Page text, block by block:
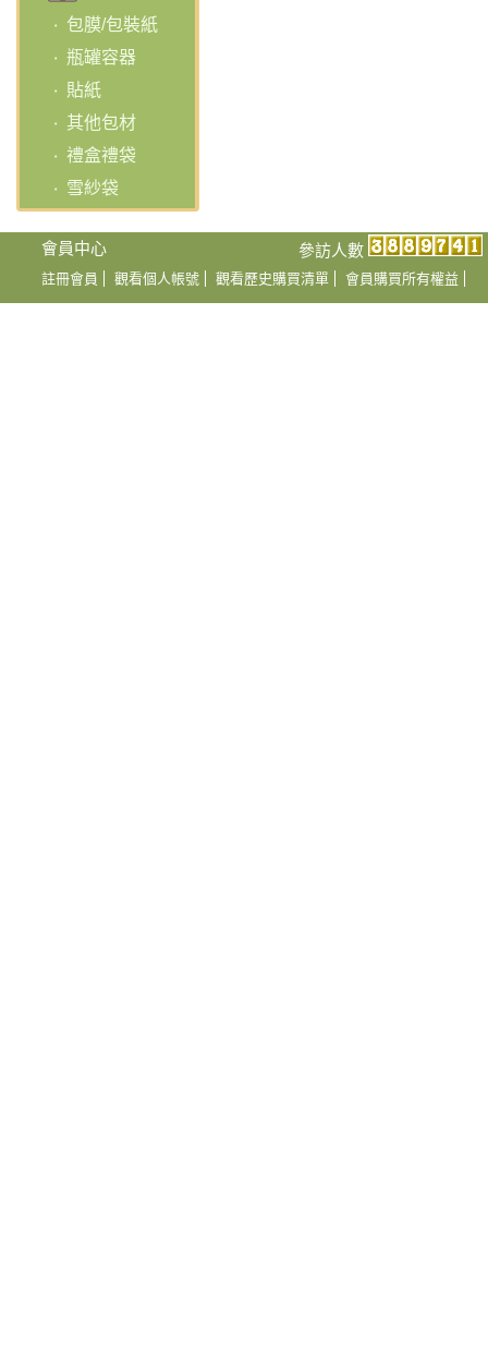
包膜/包裝紙
瓶罐容器
貼紙
其他包材
禮盒禮袋
雪紗袋
會員中心
註冊會員 觀看個人帳號 觀看歷史購買清單 會員購買所有權益
參訪人數